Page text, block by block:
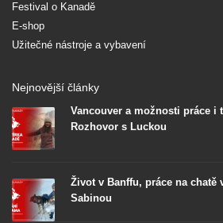
Festival o Kanadě
E-shop
Užitečné nástroje a vybavení
Nejnovější články
Vancouver a možnosti práce i
Rozhovor s Luckou
Život v Banffu, práce na chatě
Sabinou